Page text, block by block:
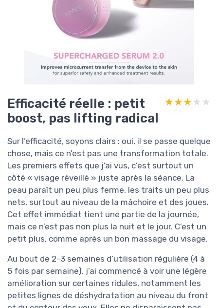
Efficacité réelle : petit
boost, pas lifting radical
★★★★★
★★★★★
Sur l’efficacité, soyons clairs : oui, il se passe quelque
chose, mais ce n’est pas une transformation totale.
Les premiers effets que j’ai vus, c’est surtout un
côté « visage réveillé » juste après la séance. La
peau paraît un peu plus ferme, les traits un peu plus
nets, surtout au niveau de la mâchoire et des joues.
Cet effet immédiat tient une partie de la journée,
mais ce n’est pas non plus la nuit et le jour. C’est un
petit plus, comme après un bon massage du visage.
Au bout de 2-3 semaines d’utilisation régulière (4 à
5 fois par semaine), j’ai commencé à voir une légère
amélioration sur certaines ridules, notamment les
petites lignes de déshydratation au niveau du front